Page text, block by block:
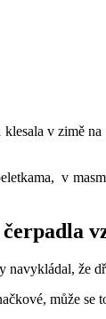
v zimě
v
navykládal, že
může